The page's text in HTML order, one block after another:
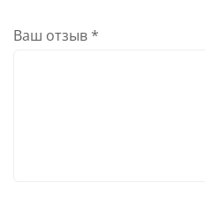
Ваш отзыв *